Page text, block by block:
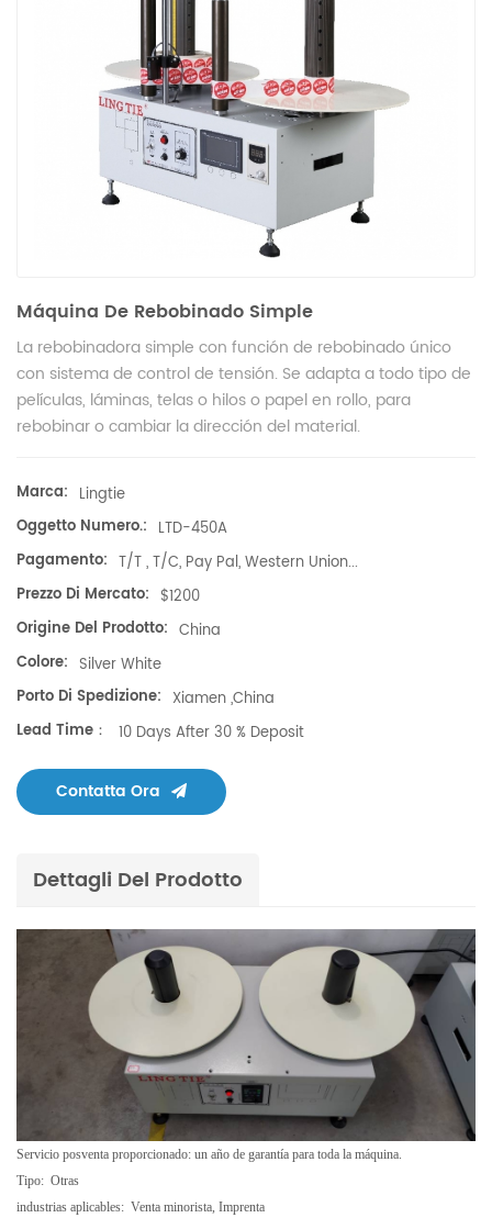
Máquina De Rebobinado Simple
La rebobinadora simple con función de rebobinado único
con sistema de control de tensión. Se adapta a todo tipo de
películas, láminas, telas o hilos o papel en rollo, para
rebobinar o cambiar la dirección del material.
Marca: Lingtie
Oggetto Numero.: LTD-450A
Pagamento: T/T , T/C, Pay Pal, Western Union...
Prezzo Di Mercato: $1200
Origine Del Prodotto: China
Colore: Silver White
Porto Di Spedizione: Xiamen ,China
Lead Time：
10 Days After 30 % Deposit
Contatta Ora
Dettagli Del Prodotto
Servicio posventa proporcionado: un año de garantía para toda la máquina.
Tipo: Otras
industrias aplicables: Venta minorista, Imprenta